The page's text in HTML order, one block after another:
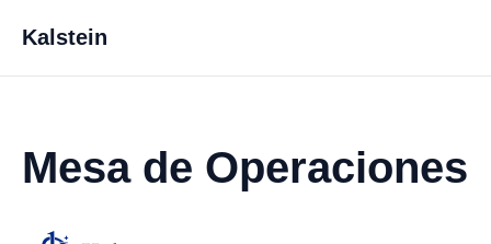
Kalstein
Mesa de Operaciones